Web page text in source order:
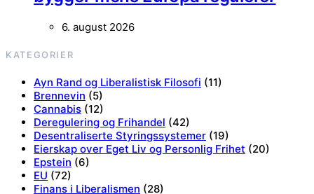
6. august 2026
KATEGORIER
Ayn Rand og Liberalistisk Filosofi (11)
Brennevin (5)
Cannabis (12)
Deregulering og Frihandel (42)
Desentraliserte Styringssystemer (19)
Eierskap over Eget Liv og Personlig Frihet (20)
Epstein (6)
EU (72)
Finans i Liberalismen (28)